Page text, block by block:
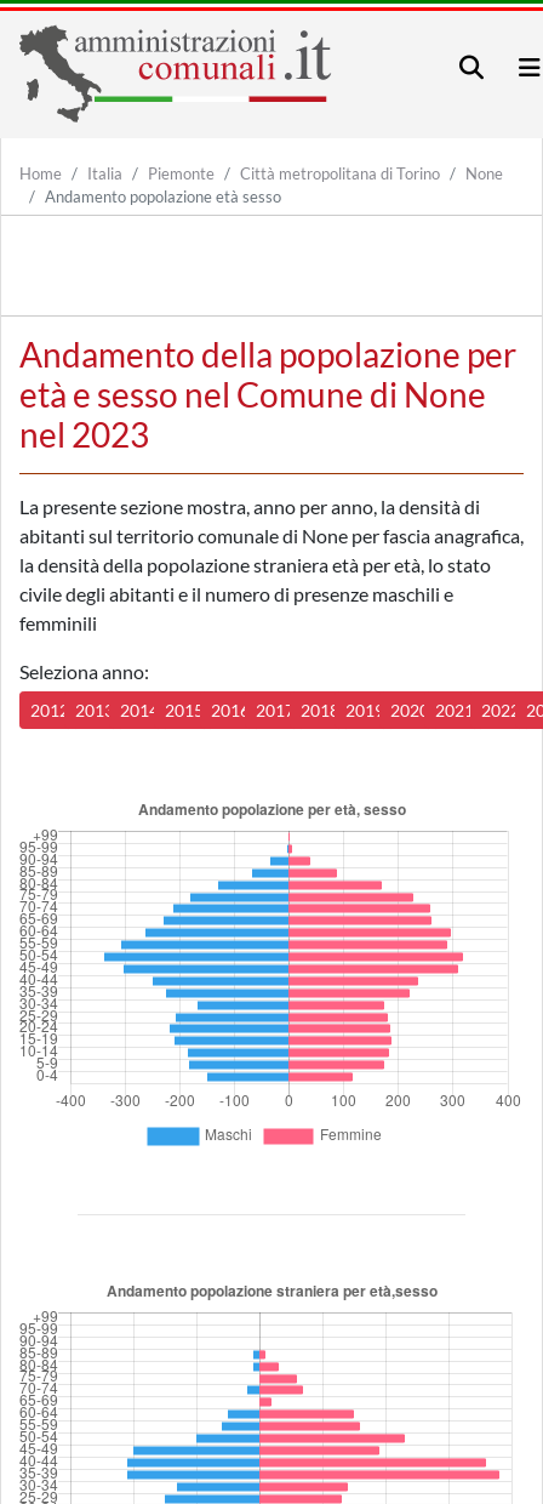
Home Italia Piemonte Città metropolitana di Torino
None
Andamento popolazione età sesso
Andamento della popolazione per
età e sesso nel Comune di None
nel 2023
La presente sezione mostra, anno per anno, la densità di
abitanti sul territorio comunale di None per fascia anagrafica,
la densità della popolazione straniera età per età, lo stato
civile degli abitanti e il numero di presenze maschili e
femminili
Seleziona anno:
2012 2013 2014 2015 2016 2017 2018 2019 2020 2021 2022